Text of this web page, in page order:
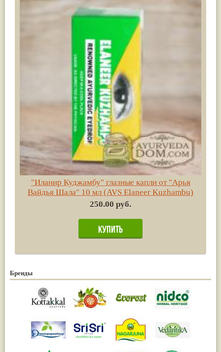
"Иланир Куджамбу" глазные капли от "Арья
Вайдья Шала" 10 мл (AVS Elaneer Kuzhambu)
250.00 руб.
Бренды